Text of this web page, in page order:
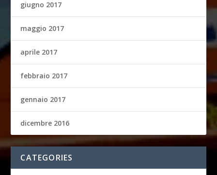
giugno 2017
maggio 2017
aprile 2017
febbraio 2017
gennaio 2017
dicembre 2016
CATEGORIES